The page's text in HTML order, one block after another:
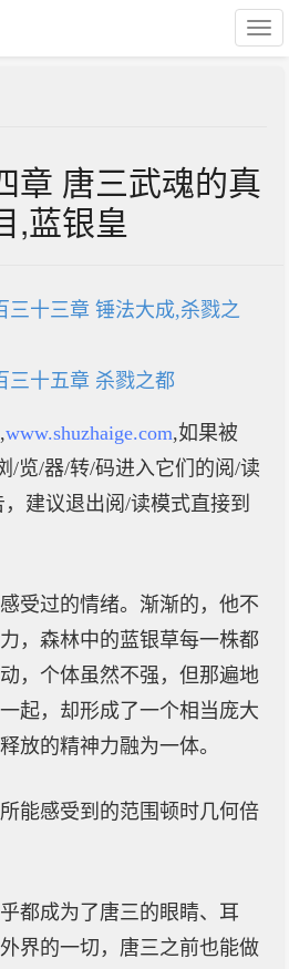
章 唐三武魂的真
,蓝银皇
三十三章 锤法大成,杀戮之
三十五章 杀戮之都
www.shuzhaige.com,如果被
/览/器/转/码进入它们的阅/读
建议退出阅/读模式直接到
受过的情绪。渐渐的，他不
，森林中的蓝银草每一株都
，个体虽然不强，但那遍地
起，却形成了一个相当庞大
放的精神力融为一体。
能感受到的范围顿时几何倍
都成为了唐三的眼睛、耳
界的一切，唐三之前也能做